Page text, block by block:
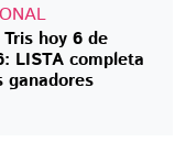
hoy 6 de
LISTA completa
ganadores